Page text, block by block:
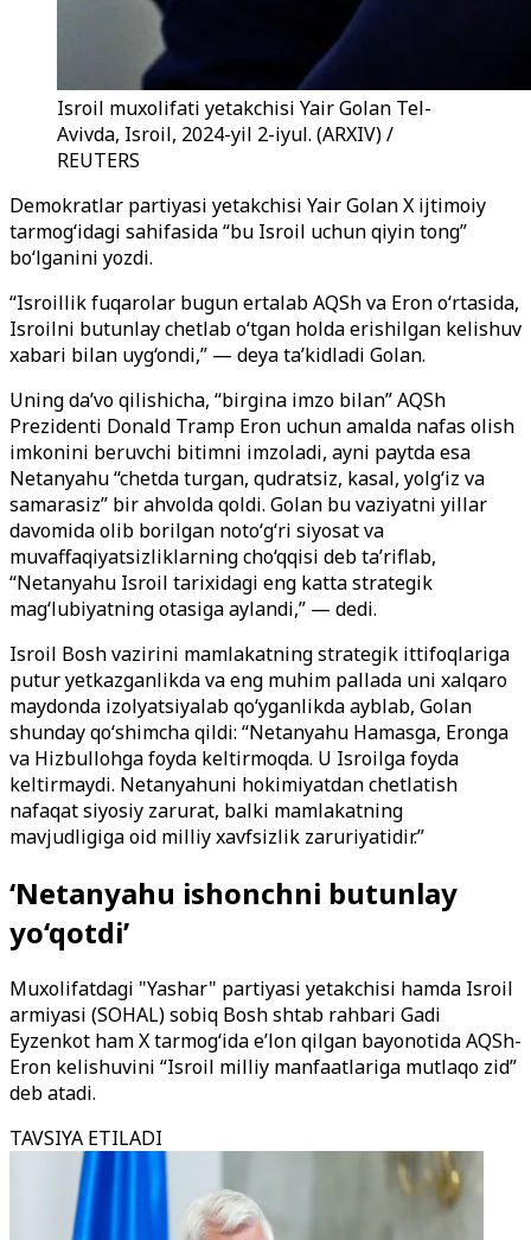
Isroil muxolifati yetakchisi Yair Golan Tel-
Avivda, Isroil, 2024-yil 2-iyul. (ARXIV) /
REUTERS
Demokratlar partiyasi yetakchisi Yair Golan X ijtimoiy
tarmog‘idagi sahifasida “bu Isroil uchun qiyin tong”
bo‘lganini yozdi.
“Isroillik fuqarolar bugun ertalab AQSh va Eron o‘rtasida,
Isroilni butunlay chetlab o‘tgan holda erishilgan kelishuv
xabari bilan uyg‘ondi,” — deya ta’kidladi Golan.
Uning da’vo qilishicha, “birgina imzo bilan” AQSh
Prezidenti Donald Tramp Eron uchun amalda nafas olish
imkonini beruvchi bitimni imzoladi, ayni paytda esa
Netanyahu “chetda turgan, qudratsiz, kasal, yolg‘iz va
samarasiz” bir ahvolda qoldi. Golan bu vaziyatni yillar
davomida olib borilgan noto‘g‘ri siyosat va
muvaffaqiyatsizliklarning cho‘qqisi deb ta’riflab,
“Netanyahu Isroil tarixidagi eng katta strategik
mag‘lubiyatning otasiga aylandi,” — dedi.
Isroil Bosh vazirini mamlakatning strategik ittifoqlariga
putur yetkazganlikda va eng muhim pallada uni xalqaro
maydonda izolyatsiyalab qo‘yganlikda ayblab, Golan
shunday qo‘shimcha qildi: “Netanyahu Hamasga, Eronga
va Hizbullohga foyda keltirmoqda. U Isroilga foyda
keltirmaydi. Netanyahuni hokimiyatdan chetlatish
nafaqat siyosiy zarurat, balki mamlakatning
mavjudligiga oid milliy xavfsizlik zaruriyatidir.”
‘Netanyahu ishonchni butunlay
yo‘qotdi’
Muxolifatdagi "Yashar" partiyasi yetakchisi hamda Isroil
armiyasi (SOHAL) sobiq Bosh shtab rahbari Gadi
Eyzenkot ham X tarmog‘ida e’lon qilgan bayonotida AQSh-
Eron kelishuvini “Isroil milliy manfaatlariga mutlaqo zid”
deb atadi.
TAVSIYA ETILADI